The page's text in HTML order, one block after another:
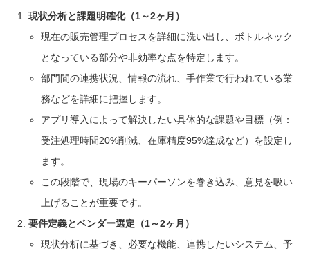
現状分析と課題明確化（1～2ヶ月）
現在の販売管理プロセスを詳細に洗い出し、ボトルネック
となっている部分や非効率な点を特定します。
部門間の連携状況、情報の流れ、手作業で行われている業
務などを詳細に把握します。
アプリ導入によって解決したい具体的な課題や目標（例：
受注処理時間20%削減、在庫精度95%達成など）を設定し
ます。
この段階で、現場のキーパーソンを巻き込み、意見を吸い
上げることが重要です。
要件定義とベンダー選定（1～2ヶ月）
現状分析に基づき、必要な機能、連携したいシステム、予